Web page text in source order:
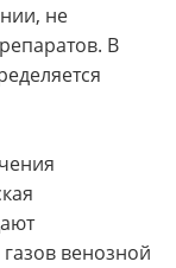
не
В
венозной